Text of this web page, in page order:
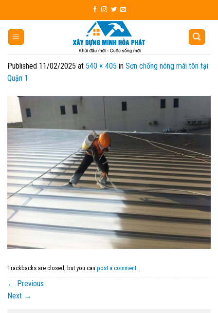
to
content
Published 11/02/2025 at 540 × 405 in Sơn chống nóng mái tôn tại
Quận 1
Trackbacks are closed, but you can post a comment.
← Previous
Next →